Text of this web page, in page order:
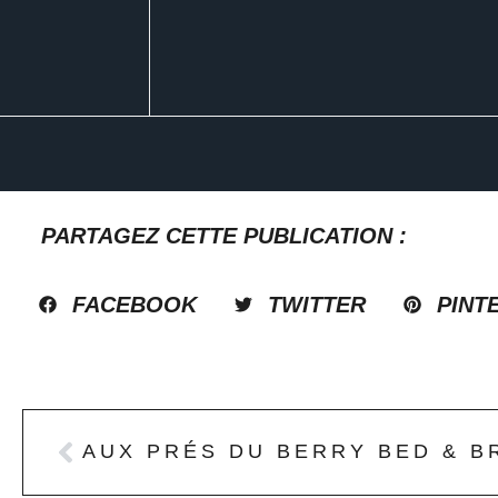
PARTAGEZ CETTE PUBLICATION :
FACEBOOK TWITTER
AUX PRÉS DU BERRY BED &